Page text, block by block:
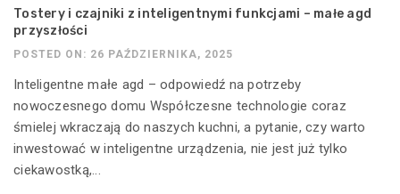
Tostery i czajniki z inteligentnymi funkcjami – małe agd
przyszłości
POSTED ON: 26 PAŹDZIERNIKA, 2025
Inteligentne małe agd – odpowiedź na potrzeby
nowoczesnego domu Współczesne technologie coraz
śmielej wkraczają do naszych kuchni, a pytanie, czy warto
inwestować w inteligentne urządzenia, nie jest już tylko
ciekawostką,...